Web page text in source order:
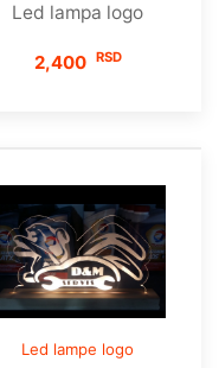
Led lampa logo
2,400 RSD
Led lampe logo